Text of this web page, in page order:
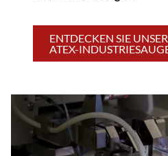
ENTDECKEN SIE
ATEX-